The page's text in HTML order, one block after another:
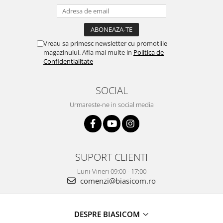
Vitrine pentru vinuri
Accesorii aspiratoare
Aparate de bucatarie
Aparate de preparat desert
Vreau sa primesc newsletter cu promotiile
magazinului. Afla mai multe in Politica de
Confidentialitate
SOCIAL
Urmareste-ne in social media
SUPORT CLIENTI
Luni-Vineri 09:00 - 17:00
comenzi@biasicom.ro
DESPRE BIASICOM